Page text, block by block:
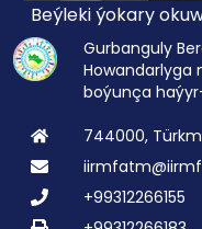
Beýleki ýokary
Gurbanguly
boýunça
744000,
+99312266155